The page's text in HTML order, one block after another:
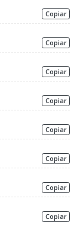
Copiar
Copiar
Copiar
Copiar
Copiar
Copiar
Copiar
Copiar